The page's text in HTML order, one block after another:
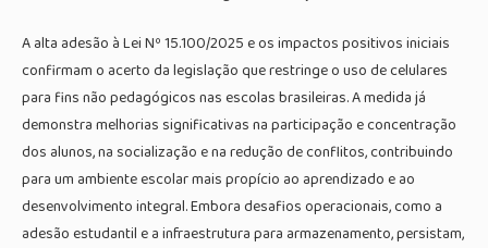
A alta adesão à Lei Nº 15.100/2025 e os impactos positivos iniciais
confirmam o acerto da legislação que restringe o uso de celulares
para fins não pedagógicos nas escolas brasileiras. A medida já
demonstra melhorias significativas na participação e concentração
dos alunos, na socialização e na redução de conflitos, contribuindo
para um ambiente escolar mais propício ao aprendizado e ao
desenvolvimento integral. Embora desafios operacionais, como a
adesão estudantil e a infraestrutura para armazenamento, persistam,